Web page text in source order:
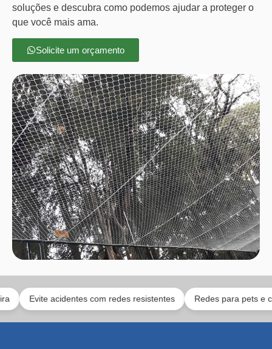
soluções e descubra como podemos ajudar a proteger o
que você mais ama.
Solicite um orçamento
acidentes com redes resistentes Redes para pets e crianças